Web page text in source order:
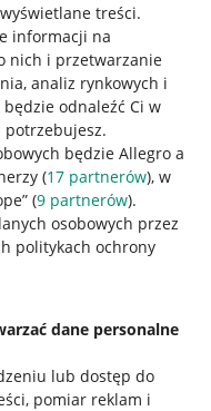
treści.
informacji na
nich i przetwarzanie
analiz rynkowych i
odnaleźć Ci w
potrzebujesz.
będzie Allegro a
(17 partnerów), w
(9 partnerów).
osobowych przez
politykach ochrony
dane personalne
lub dostęp do
pomiar reklam i